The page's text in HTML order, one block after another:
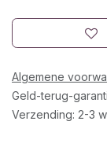
Algemene
Geld-terug-
Verzending: 2-3